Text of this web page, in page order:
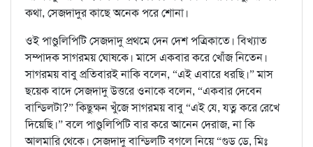
কথা, সেজদাদুর কাছে অনেক পরে শোনা।
ওই পাণ্ডুলিপিটি সেজদাদু প্রথমে দেন দেশ পত্রিকাতে। বিখ্যাত
সম্পাদক সাগরময় ঘোষকে। মাসে একবার করে খোঁজ নিতেন।
সাগরময় বাবু প্রতিবারই নাকি বলেন, “এই এবারে ধরছি।” মাস
ছয়েক বাদে সেজদাদু উত্তরে ওনাকে বলেন, “একবার দেবেন
বান্ডিলটা?” কিছুক্ষন খুঁজে সাগরময় বাবু “এই যে, যত্ন করে রেখে
দিয়েছি।” বলে পাণ্ডুলিপিটি বার করে আনেন দেরাজ, না কি
আলমারি থেকে। সেজদাদু বান্ডিলটি বগলে নিয়ে “গুড ডে, মিঃ